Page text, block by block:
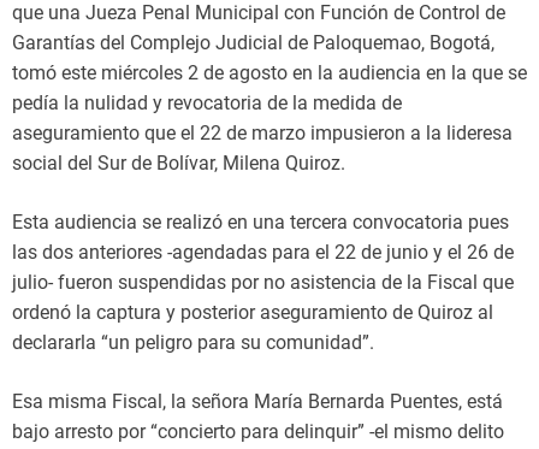
que una Jueza Penal Municipal con Función de Control de
Garantías del Complejo Judicial de Paloquemao, Bogotá,
tomó este miércoles 2 de agosto en la audiencia en la que se
pedía la nulidad y revocatoria de la medida de
aseguramiento que el 22 de marzo impusieron a la lideresa
social del Sur de Bolívar, Milena Quiroz.
Esta audiencia se realizó en una tercera convocatoria pues
las dos anteriores -agendadas para el 22 de junio y el 26 de
julio- fueron suspendidas por no asistencia de la Fiscal que
ordenó la captura y posterior aseguramiento de Quiroz al
declararla “un peligro para su comunidad”.
Esa misma Fiscal, la señora María Bernarda Puentes, está
bajo arresto por “concierto para delinquir” -el mismo delito